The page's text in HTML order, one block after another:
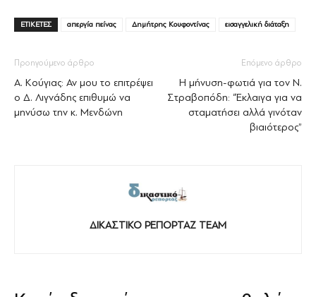
ΕΤΙΚΕΤΕΣ απεργία πείνας Δημήτρης Κουφοντίνας εισαγγελική διάταξη
Προηγούμενο άρθρο
Α. Κούγιας: Αν μου το επιτρέψει
ο Δ. Λιγνάδης επιθυμώ να
μηνύσω την κ. Μενδώνη
Επόμενο άρθρο
Η μήνυση-φωτιά για τον Ν.
Στραβοπόδη: “Έκλαιγα για να
σταματήσει αλλά γινόταν
βιαιότερος”
ΔΙΚΑΣΤΙΚΟ ΡΕΠΟΡΤΑΖ TEAM